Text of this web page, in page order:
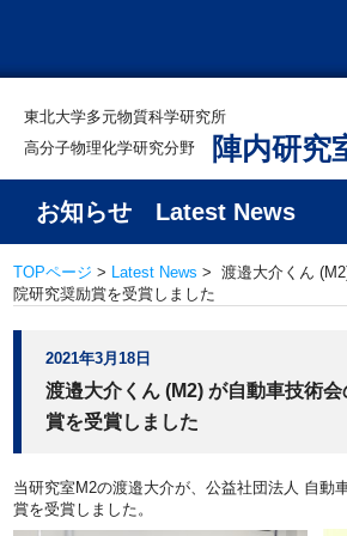
東北大学多元物質科学研究所
高分子物理化学研究分野
陣内研究
お知らせ Latest News
TOPページ > Latest News > 渡邉󠄎大介くん
院研究奨励賞を受賞しました
2021年3月18日
渡邉󠄎大介くん (M2) が自動車技術
賞を受賞しました
当研究室M2の渡邉󠄎大介が、公益社団法人 自動
賞を受賞しました。